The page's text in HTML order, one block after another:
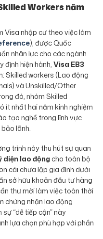
Workers năm
Visa nhập cư theo việc làm
), được Quốc
nhân lực cho các ngành
định hiện hành,Visa EB3
Skilled workers (Lao động
và Unskilled/Other
đó, nhóm Skilled
ít nhất hai năm kinh nghiệm
tạo nghề trong lĩnh vực
lãnh.
trình này thu hút sự quan
diện lao độngcho toàn bộ
cái chưa lập gia đình dưới
sở hữu khoản đầu tư hàng
thư mời làm việc toàn thời
chứng nhận lao động
“dễ tiếp cận” này
lựa chọn phù hợp với phần